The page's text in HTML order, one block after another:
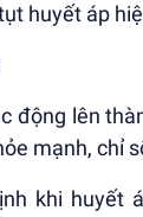
huyết áp
động lên
mạnh, chỉ
khi huyết